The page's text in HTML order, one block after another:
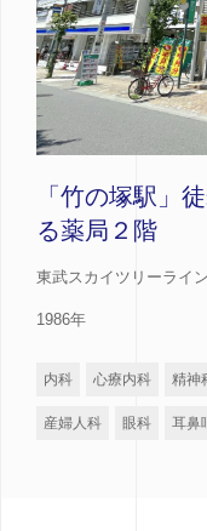
「竹の塚駅」
る薬局２階
東武スカイツリーライ
1986年
内科 心療内科 精神
産婦人科 眼科 耳鼻